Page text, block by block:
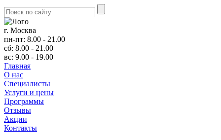
г. Москва
пн-пт: 8.00 - 21.00
сб: 8.00 - 21.00
вс: 9.00 - 19.00
Главная
О нас
Cпециалисты
Услуги и цены
Программы
Отзывы
Акции
Контакты